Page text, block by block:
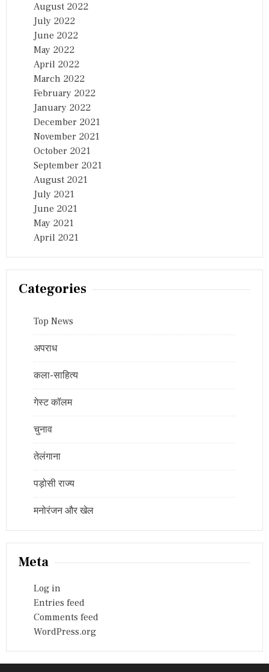
August 2022
July 2022
June 2022
May 2022
April 2022
March 2022
February 2022
January 2022
December 2021
November 2021
October 2021
September 2021
August 2021
July 2021
June 2021
May 2021
April 2021
Categories
Top News
अपराध
कला-साहित्य
गेस्ट कॉलम
चुनाव
तेलंगाना
पड़ोसी राज्य
मनोरंजन और खेल
Meta
Log in
Entries feed
Comments feed
WordPress.org